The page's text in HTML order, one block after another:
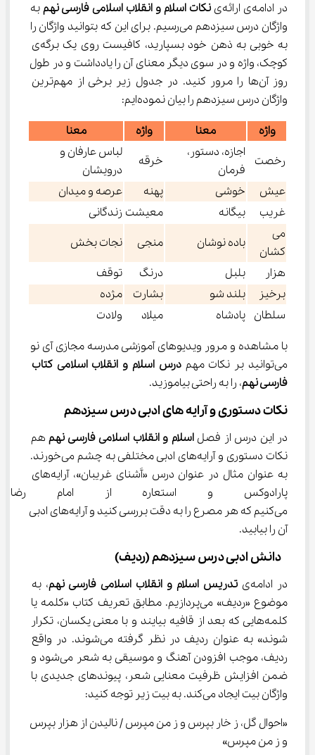
در ادامه‌ی ارائه‌ی نکات اسلام و انقلاب اسلامی فارسی نهم به
واژگان درس سیزدهم می‌رسیم. برای این که بتوانید واژگان را
به خوبی به ذهن خود بسپارید، کافیست روی یک برگه‌ی
کوچک، واژه و در سوی دیگر معنای آن را یادداشت و در طول
روز آن‌ها را مرور کنید. در جدول زیر برخی از مهم‌ترین
واژگان درس سیزدهم را بیان نموده‌ایم:
واژه
معنا واژه
معنا
رخصت
اجازه، دستور،
فرمان
خرقه
لباس عارفان و
درویشان
عیش
خوشی پهنه
عرصه و میدان
غریب
بیگانه معیشت زندگانی
می
کشان
باده نوشان منجی
نجات بخش
هزار
بلبل درنگ
توقف
برخیز
بلند شو بشارت
مژده
سلطان پادشاه میلاد
ولادت
با مشاهده‌ و مرور ویدیوهای آموزشی مدرسه مجازی آی نو
می‌توانید بر نکات مهم
درس اسلام و انقلاب اسلامی کتاب
فارسی نهم، را به راحتی بیاموزید.
نکات دستوری و آرایه های ادبی درس سیزدهم
در این درس از فصل اسلام و انقلاب اسلامی فارسی نهم هم
نکات دستوری و آرایه‌های ادبی مختلفی به چشم می‌خورند.
به عنوان مثال در عنوان درس «آَشنای غریبان»، آرایه‌های
پارادوکس و استعاره از امام
می‌کنیم که هر مصرع را به دقت بررسی کنید و آرایه‌های ادبی
آن را بیابید.
دانش ادبی درس سیزدهم (ردیف)
در ادامه‌ی تدریس اسلام و انقلاب اسلامی فارسی نهم، به
موضوع «ردیف» می‌پردازیم. مطابق تعریف کتاب «کلمه یا
کلمه‌هایی که بعد از قافیه بیایند و با معنی یکسان، تکرار
شوند» به عنوان ردیف در نظر گرفته می‌شوند. در واقع
ردیف، موجب افزودن آهنگ و موسیقی به شعر می‌شود و
ضمن افزایش ظرفیت معنایی شعر، پیوندهای جدیدی با
واژگان بیت ایجاد می‌کند. به بیت زیر توجه کنید:
«احوال گل، ز خار بپرس و ز من مپرس / نالیدن از هزار بپرس
و ز من مپرس»